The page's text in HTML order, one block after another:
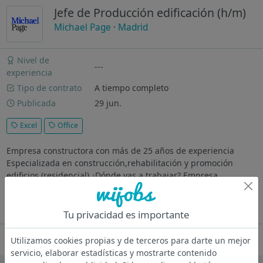
Jefe de Producción edificación (h/m)
Michael Page · Madrid
Nivel de
experiencia
---
Tipo de contrato
A tiempo completo
Publicada
29 jun.
Excel Office
Empresa constructora con más de 25 años de experiencia
Especializada en construcción,rehabilitación y promoción
edificios (residencial) ¿Dónde vas a trabajar? Empresa
constructora con más de 25 años de experiencia. Especializada
Oferta desactivada
Tu privacidad es importante
Utilizamos cookies propias y de terceros para darte un mejor
servicio, elaborar estadísticas y mostrarte contenido